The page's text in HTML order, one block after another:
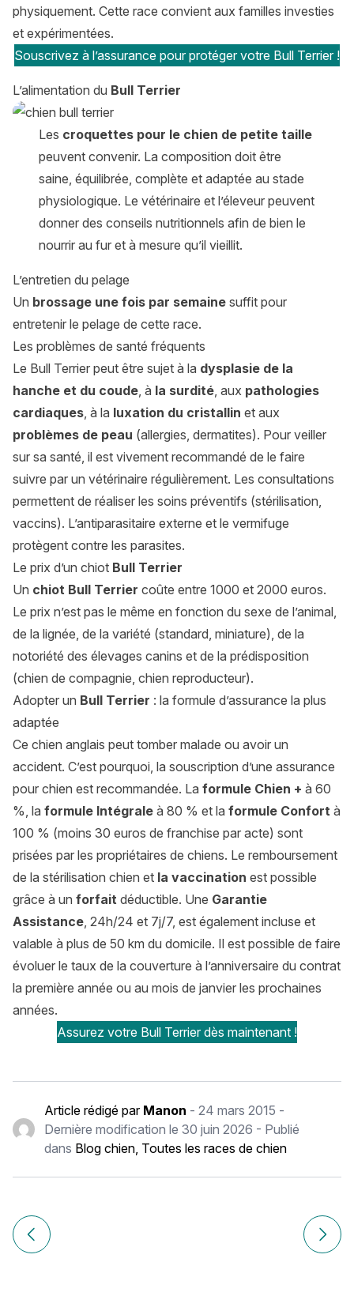
physiquement. Cette race convient aux familles investies
et expérimentées.
Souscrivez à l’assurance pour protéger votre Bull Terrier !
L’alimentation du Bull Terrier
Les croquettes pour le chien de petite taille
peuvent convenir. La composition doit être
saine, équilibrée, complète et adaptée au stade
physiologique. Le vétérinaire et l’éleveur peuvent
donner des conseils nutritionnels afin de bien le
nourrir au fur et à mesure qu’il vieillit.
L’entretien du pelage
Un brossage une fois par semaine suffit pour
entretenir le pelage de cette race.
Les problèmes de santé fréquents
Le Bull Terrier peut être sujet à la dysplasie de la
hanche et du coude, à la surdité, aux pathologies
cardiaques, à la luxation du cristallin et aux
problèmes de peau (allergies, dermatites). Pour veiller
sur sa santé, il est vivement recommandé de le faire
suivre par un vétérinaire régulièrement. Les consultations
permettent de réaliser les soins préventifs (stérilisation,
vaccins). L’antiparasitaire externe et le vermifuge
protègent contre les parasites.
Le prix d’un chiot Bull Terrier
Un chiot Bull Terrier coûte entre 1000 et 2000 euros.
Le prix n’est pas le même en fonction du sexe de l’animal,
de la lignée, de la variété (standard, miniature), de la
notoriété des élevages canins et de la prédisposition
(chien de compagnie, chien reproducteur).
Adopter un Bull Terrier : la formule d’assurance la plus
adaptée
Ce chien anglais peut tomber malade ou avoir un
accident. C’est pourquoi, la souscription d’une assurance
pour chien est recommandée. La formule Chien + à 60
%, la formule Intégrale à 80 % et la formule Confort à
100 % (moins 30 euros de franchise par acte) sont
prisées par les propriétaires de chiens. Le remboursement
de la stérilisation chien et la vaccination est possible
grâce à un forfait déductible. Une Garantie
Assistance, 24h/24 et 7j/7, est également incluse et
valable à plus de 50 km du domicile. Il est possible de faire
évoluer le taux de la couverture à l’anniversaire du contrat
la première année ou au mois de janvier les prochaines
années.
Assurez votre Bull Terrier dès maintenant !
Article rédigé par Manon -24 mars 2015 -
Dernière modification le30 juin 2026 - Publié
dans Blog chien, Toutes les races de chien
Navigation
de
Article précédent Berger Blanc Suisse : histoire, Article